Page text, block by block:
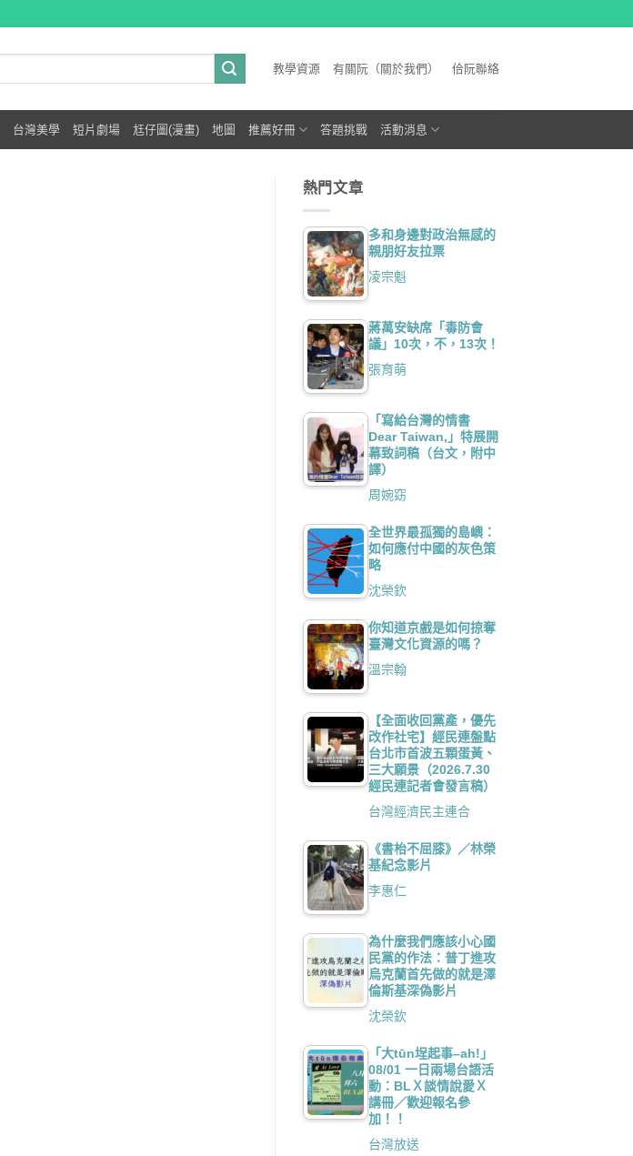
教學資源 有關阮（關於我們） 佮阮聯絡
台灣美學 短片劇場 尪仔圖(漫畫) 地圖 推薦好冊 答題挑戰 活動消息
熱門文章
多和身邊對政治無感的
親朋好友拉票
凌宗魁
蔣萬安缺席「毒防會
議」10次，不，13次！
張育萌
「寫給台灣的情書
Dear Taiwan,」特展開
幕致詞稿（台文，附中
譯）
周婉窈
全世界最孤獨的島嶼：
如何應付中國的灰色策
略
沈榮欽
你知道京戲是如何掠奪
臺灣文化資源的嗎？
溫宗翰
【全面收回黨產，優先
改作社宅】經民連盤點
台北市首波五顆蛋黃、
三大願景（2026.7.30
經民連記者會發言稿）
台灣經濟民主連合
《書枱不屈膝》／林榮
基紀念影片
李惠仁
為什麼我們應該小心國
民黨的作法：普丁進攻
烏克蘭首先做的就是澤
倫斯基深偽影片
沈榮欽
「大tūn埕起事–ah!」
08/01 一日兩場台語活
動：BLＸ談情說愛Ｘ
講冊／歡迎報名參
加！！
台灣放送